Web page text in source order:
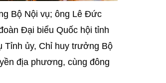
Bộ Nội vụ; ông Lê Đức
Đại biểu Quốc hội tỉnh
Tỉnh ủy, Chỉ huy trưởng Bộ
địa phương, cùng đông